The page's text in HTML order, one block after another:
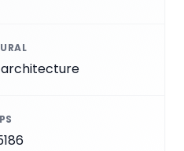
architecture